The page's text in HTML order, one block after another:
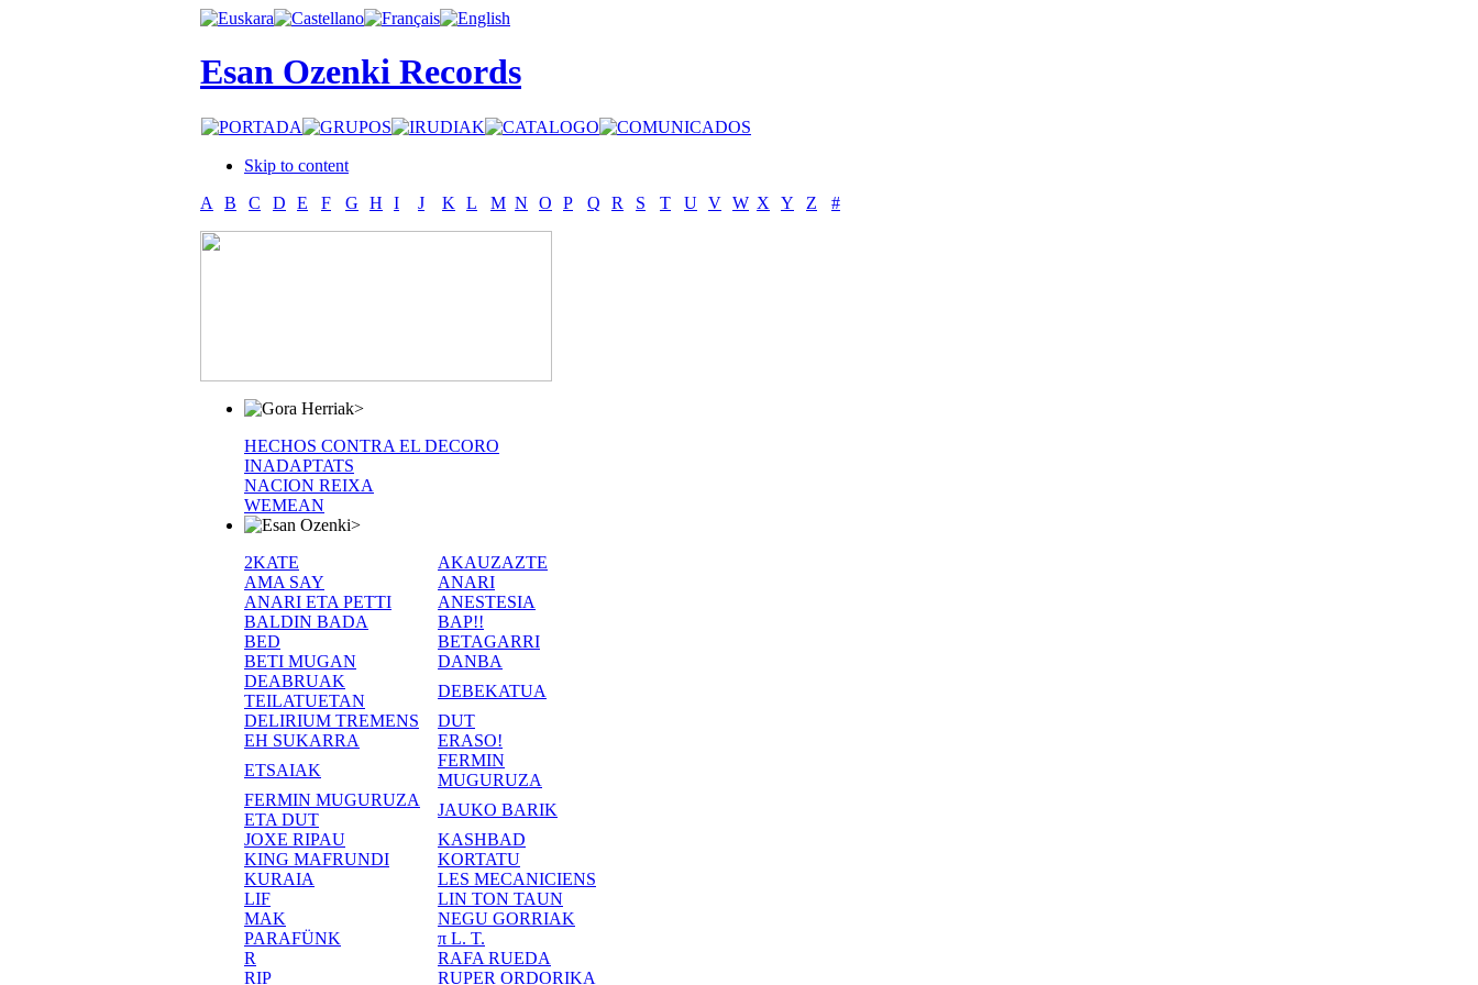
Esan Ozenki Records
Skip to content
A
B C D E F G H I J K L M N O P Q R S T U V W X Y Z #
>
HECHOS CONTRA EL DECORO
INADAPTATS
NACION REIXA
WEMEAN
>
2KATE
AKAUZAZTE
AMA SAY
ANARI
ANARI ETA PETTI
ANESTESIA
BALDIN BADA
BAP!!
BED
BETAGARRI
BETI MUGAN
DANBA
DEABRUAK
TEILATUETAN
DEBEKATUA
DELIRIUM TREMENS
DUT
EH SUKARRA
ERASO!
ETSAIAK
FERMIN
MUGURUZA
FERMIN MUGURUZA
ETA DUT
JAUKO BARIK
JOXE RIPAU
KASHBAD
KING MAFRUNDI
KORTATU
KURAIA
LES MECANICIENS
LIF
LIN TON TAUN
MAK
NEGU GORRIAK
PARAFÜNK
π L. T.
R
RAFA RUEDA
RIP
RUPER ORDORIKA